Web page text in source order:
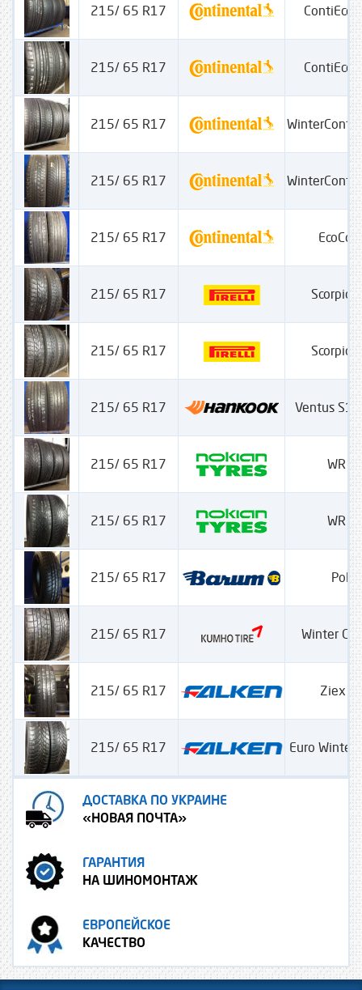
215/ 65 R17
215/ 65 R17
215/ 65 R17
215/ 65 R17
215/ 65 R17
215/ 65 R17
215/ 65 R17
215/ 65 R17 Ventus S1
215/ 65 R17 WR
215/ 65 R17 WR
215/ 65 R17
215/ 65 R17 Winter
215/ 65 R17 Ziex
215/ 65 R17 Euro Winter
ДОСТАВКА ПО УКРАИНЕ
«НОВАЯ ПОЧТА»
ГАРАНТИЯ
НА ШИНОМОНТАЖ
ЕВРОПЕЙСКОЕ
КАЧЕСТВО